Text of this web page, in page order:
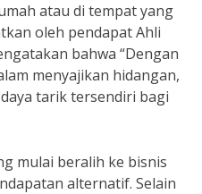
atau di tempat yang
oleh pendapat Ahli
bahwa “Dengan
menyajikan hidangan,
tarik tersendiri bagi
mulai beralih ke bisnis
alternatif. Selain